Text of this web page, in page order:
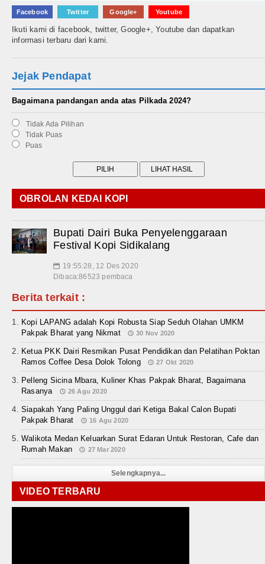
Facebook Twitter Google+ Youtube
Ikuti kami di facebook, twitter, Google+, Youtube dan dapatkan
informasi terbaru dari kami.
Jejak Pendapat
Bagaimana pandangan anda atas Pilkada 2024?
Tidak Ada Pilihan
Tidak Puas
Puas
OBROLAN KEDAI KOPI
Bupati Dairi Buka Penyelenggaraan
Festival Kopi Sidikalang
📅 19:55:28, 12 Des 2020
Dibaca:86523 pembaca
Berita terkait :
Kopi LAPANG adalah Kopi Robusta Siap Seduh Olahan UMKM
Pakpak Bharat yang Nikmat
30 Nov 2020
Ketua PKK Dairi Resmikan Pusat Pendidikan dan Pelatihan Poktan
Ramos Coffee Desa Dolok Tolong
27 Okt 2020
Pelleng Sicina Mbara, Kuliner Khas Pakpak Bharat, Bagaimana
Rasanya
26 Agu 2020
Siapakah Yang Paling Unggul dari Ketiga Bakal Calon Bupati
Pakpak Bharat
16 Agu 2020
Walikota Medan Keluarkan Surat Edaran Untuk Restoran, Cafe dan
Rumah Makan
27 Mar 2020
Selengkapnya...
VIDEO TERBARU